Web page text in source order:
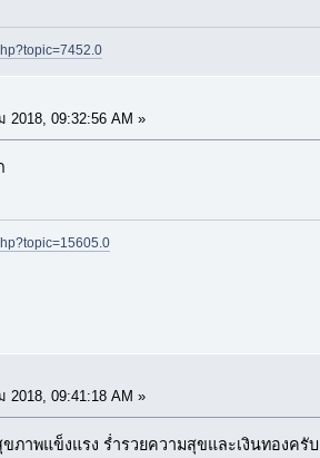
2018, 09:32:56 AM »
2018, 09:41:18 AM »
ขภาพแข็งแรง ร่ำรวยความสุขและเงินทองครับ